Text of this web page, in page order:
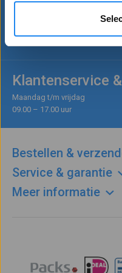
Kunnen wij u
Mail naar
Klantenservice
Maandag t/m vrijdag
09.00 – 17.00 uur
Bestellen &
Service & garantie
Meer informatie